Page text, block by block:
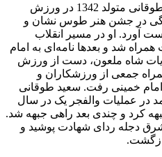
گفتنی است؛ شهید پهلوان سعید طوقانی متولد 1342 در ورزش
در جشن هنر طوس نشان و
آورد. او در مسیر انقلاب
شد و بعدها نامه‌ای به امام
شاه ملعون، دست از ورزش
جمعی از ورزشکاران و
امام خمینی رفت. سعید طوقانی
در عملیات والفجر یک در سال
کرد و چندی بعد راهی جبهه شد.
بدر در شرق دجله ردای شهادت پوشید و